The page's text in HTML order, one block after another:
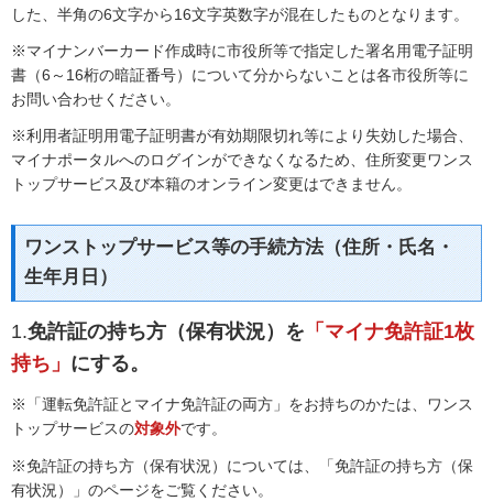
した、半角の6文字から16文字英数字が混在したものとなります。
※マイナンバーカード作成時に市役所等で指定した署名用電子証明
書（6～16桁の暗証番号）について分からないことは各市役所等に
お問い合わせください。
※利用者証明用電子証明書が有効期限切れ等により失効した場合、
マイナポータルへのログインができなくなるため、住所変更ワンス
トップサービス及び本籍のオンライン変更はできません。
ワンストップサービス等の手続方法（住所・氏名・
生年月日）
1.免許証の持ち方（保有状況）を 「マイナ免許証1枚
持ち」 にする。
※「運転免許証とマイナ免許証の両方」をお持ちのかたは、ワンス
トップサービスの対象外です。
※免許証の持ち方（保有状況）については、「免許証の持ち方（保
有状況）」のページをご覧ください。